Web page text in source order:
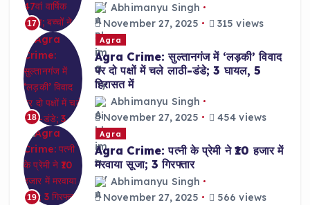
17
Abhimanyu Singh
November 27, 2025
315 views
18
Agra
Agra Crime: सुल्तानगंज में ‘लड़की’ विवाद
पर दो पक्षों में चले लाठी-डंडे; 3 घायल, 5
हिरासत में
Abhimanyu Singh
November 27, 2025
454 views
19
Agra
Agra Crime: पत्नी के प्रेमी ने ₹10 हजार में
मरवाया सूजा; 3 गिरफ्तार
Abhimanyu Singh
November 27, 2025
566 views